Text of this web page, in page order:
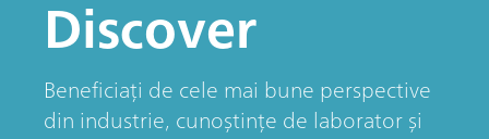
Discover
Beneficiați de cele mai bune perspective
din industrie, cunoștințe de laborator și